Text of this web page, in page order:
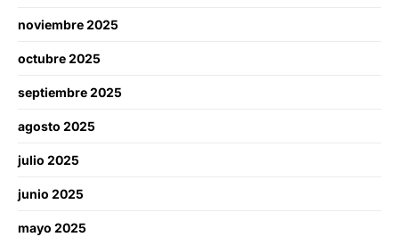
noviembre 2025
octubre 2025
septiembre 2025
agosto 2025
julio 2025
junio 2025
mayo 2025